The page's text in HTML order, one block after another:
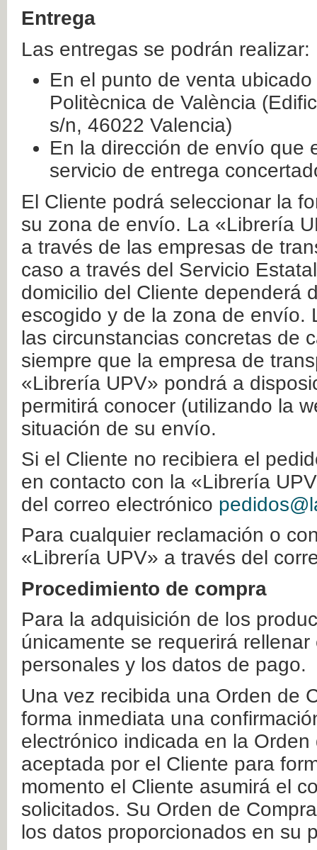
Entrega
Las entregas se podrán realizar:
En el punto de venta
Politècnica de València
s/n, 46022 Valencia)
En la dirección de envío que
servicio de entrega
El Cliente podrá seleccionar la
su zona de envío. La «Librería
a través de las empresas de
caso a través del Servicio
domicilio del Cliente dependerá
escogido y de la zona de envío.
las circunstancias concretas de
siempre que la empresa de
«Librería UPV» pondrá a
permitirá conocer (utilizando la
situación de su envío.
Si el Cliente no recibiera el
en contacto con la «Librería
del correo electrónico
Para cualquier reclamación o
«Librería UPV» a través del
Procedimiento de compra
Para la adquisición de los
únicamente se requerirá
personales y los datos de pago.
Una vez recibida una Orden de
forma inmediata una
electrónico indicada en la
aceptada por el Cliente para
momento el Cliente asumirá el
solicitados. Su Orden de
los datos proporcionados en su